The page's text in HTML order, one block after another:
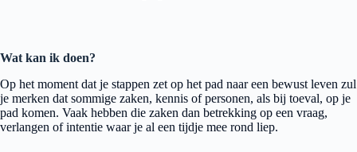
Wat kan ik doen?
Op het moment dat je stappen zet op het pad naar een bewust leven zul
je merken dat sommige zaken, kennis of personen, als bij toeval, op je
pad komen. Vaak hebben die zaken dan betrekking op een vraag,
verlangen of intentie waar je al een tijdje mee rond liep.